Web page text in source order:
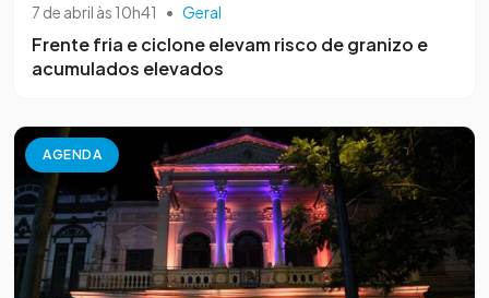
7 de abril às 10h41 • Geral
Frente fria e ciclone elevam risco de granizo e
acumulados elevados
AGENDA